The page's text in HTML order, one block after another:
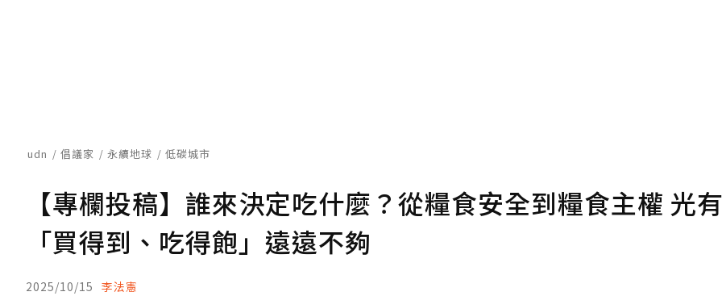
udn 倡議家 永續地球 低碳城市
【專欄投稿】誰來決定吃什麼？從糧食安全到糧食主權 光
「買得到、吃得飽」遠遠不夠
2025/10/15 李法憲